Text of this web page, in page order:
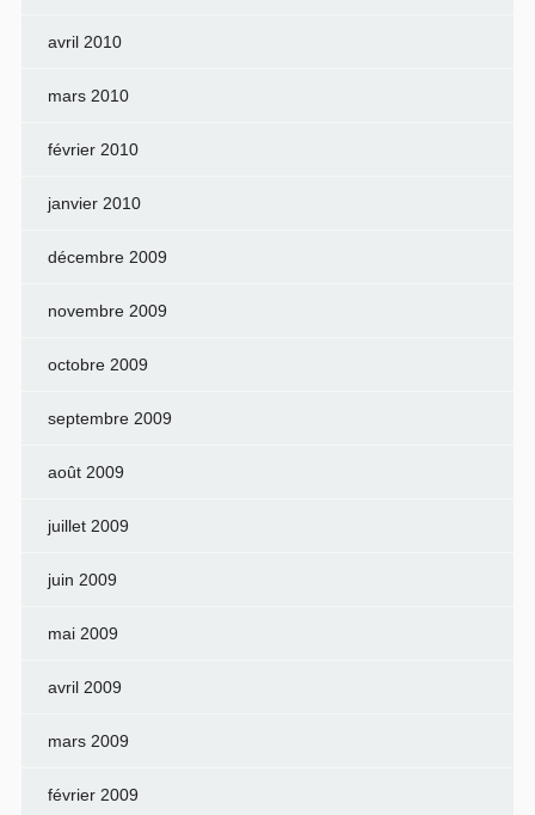
avril 2010
mars 2010
février 2010
janvier 2010
décembre 2009
novembre 2009
octobre 2009
septembre 2009
août 2009
juillet 2009
juin 2009
mai 2009
avril 2009
mars 2009
février 2009